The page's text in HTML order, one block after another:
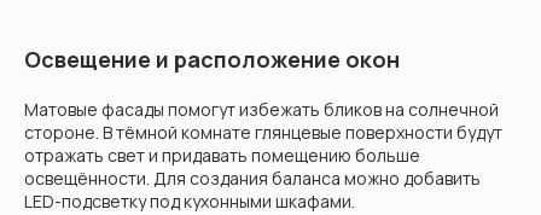
Освещение и расположение окон
Матовые фасады помогут избежать бликов на солнечной
стороне. В тёмной комнате глянцевые поверхности будут
отражать свет и придавать помещению больше
освещённости. Для создания баланса можно добавить
LED-подсветку под кухонными шкафами.